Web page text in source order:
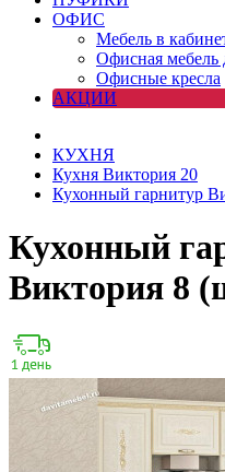
ОФИС
Мебель в
Офисная мебель
Офисные кресла
АКЦИИ
КУХНЯ
Кухня Виктория 20
Кухонный гарнитур
Кухонный
Виктория 8